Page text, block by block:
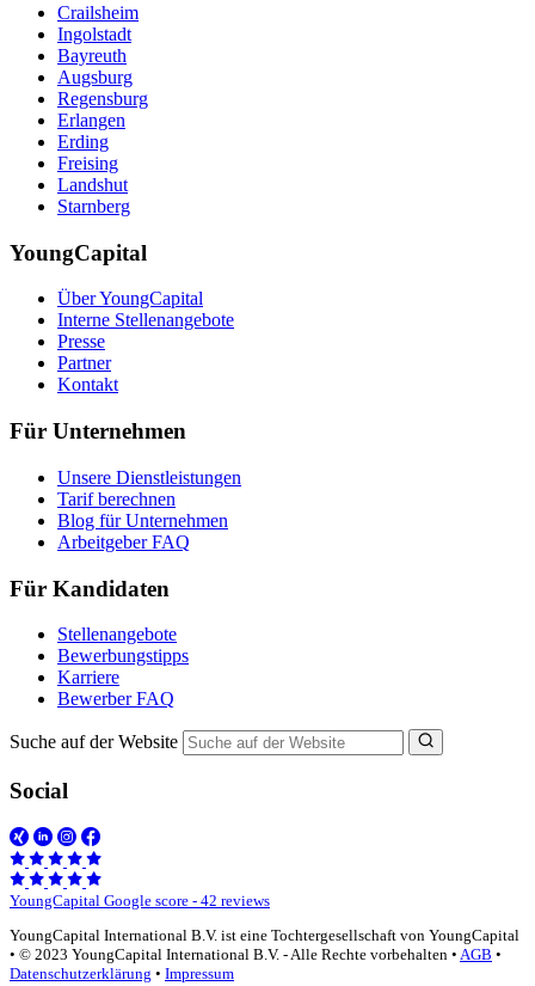
Crailsheim
Ingolstadt
Bayreuth
Augsburg
Regensburg
Erlangen
Erding
Freising
Landshut
Starnberg
YoungCapital
Über YoungCapital
Interne Stellenangebote
Presse
Partner
Kontakt
Für Unternehmen
Unsere Dienstleistungen
Tarif berechnen
Blog für Unternehmen
Arbeitgeber FAQ
Für Kandidaten
Stellenangebote
Bewerbungstipps
Karriere
Bewerber FAQ
Suche auf der Website
Social
YoungCapital Google score - 42 reviews
YoungCapital International B.V. ist eine Tochtergesellschaft von YoungCapital
• © 2023 YoungCapital International B.V. - Alle Rechte vorbehalten • AGB •
Datenschutzerklärung • Impressum